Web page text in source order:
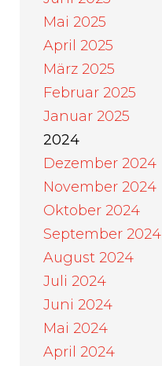
Mai 2025
April 2025
März 2025
Februar 2025
Januar 2025
2024
Dezember 2024
November 2024
Oktober 2024
September 2024
August 2024
Juli 2024
Juni 2024
Mai 2024
April 2024